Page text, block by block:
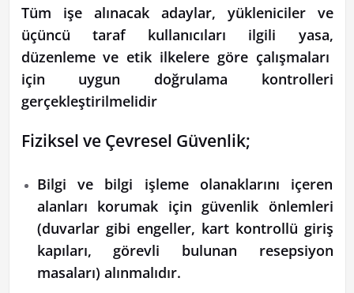
Tüm işe alınacak adaylar, yükleniciler ve
üçüncü taraf kullanıcıları ilgili yasa,
düzenleme ve etik ilkelere göre çalışmaları
için uygun doğrulama kontrolleri
gerçekleştirilmelidir
Fiziksel ve Çevresel Güvenlik;
Bilgi ve bilgi işleme olanaklarını içeren
alanları korumak için güvenlik önlemleri
(duvarlar gibi engeller, kart kontrollü giriş
kapıları, görevli bulunan resepsiyon
masaları) alınmalıdır.